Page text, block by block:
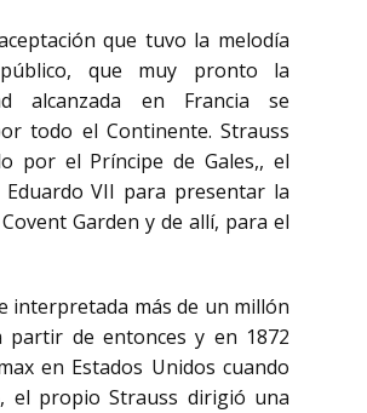
que tuvo la melodía
que muy pronto la
alcanzada en Francia se
todo el Continente. Strauss
por el Príncipe de Gales,, el
VII para presentar la
Garden y de allí, para el
interpretada más de un millón
partir de entonces y en 1872
en Estados Unidos cuando
el propio Strauss dirigió una